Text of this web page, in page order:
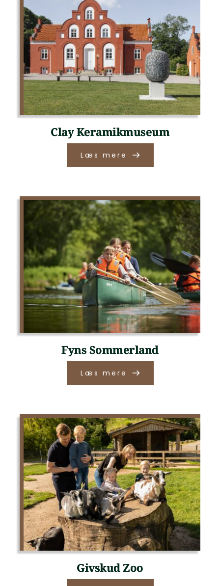
Clay Keramikmuseum
Læs mere
Fyns Sommerland
Læs mere
Givskud Zoo